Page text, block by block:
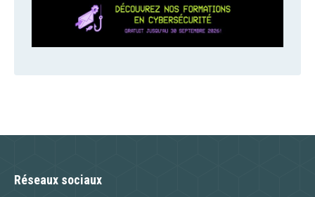
Réseaux sociaux